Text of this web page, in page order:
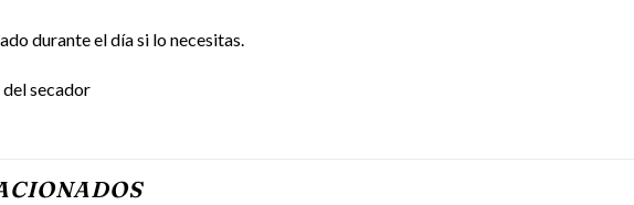
durante el día si lo necesitas.
secador